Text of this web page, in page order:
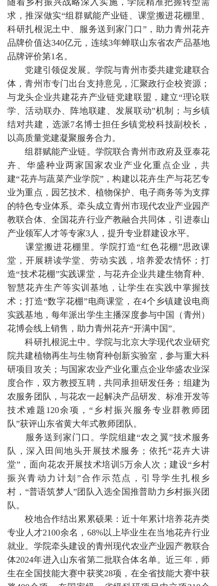
求，推深做实“组群赋能产业链、课堂搬进花棚里、
科研扎根泥土中、服务送到家门口”，助力青州花卉
品牌价值达340亿元，连续3年蝉联山东省农产品基地
品牌评价第1名。
党建引领促发展。学院与青州市委共建党建联合
体，青州市专门出台支持意见，汇聚政行企校资源；
与龙头企业共建花卉产业链党建联盟，建立“理论联
学、活动联办、阵地联建、发展联动”机制；与乡镇
结对共建，选派7名博士担任乡镇党校科技副校长，
以高质量党建凝聚服务合力。
组群赋能产业链。学院联合青州市政府及亚泰花
卉、华盛种业两家国家农业产业化重点企业，共
建“花卉与蔬菜产业学院”，构建以花卉生产与花艺专
业为重点，园艺技术、植物保护、电子商务等为支撑
的特色专业体系。牵头成立青州市现代农业产业园产
教联合体、全国花卉行业产教融合共同体，引进泰山
产业领军人才等专家3人，提升专业群建设水平。
课堂搬进花棚里。学院打造“红色花棚”思政课
堂，开展耕读学堂、劳动实践，培养爱农情怀；打
造“技术花棚”实践课堂，与花卉企业共建生物育种、
智慧花卉生产等实训基地，让学生在实践中掌握技
术；打造“数字花棚”电商课堂，在4个乡镇建设电商
实践基地，每年派出学生主播深度参与中国（青州）
花博会线上销售，助力青州花卉“开满中国”。
科研扎根泥土中。学院与北京大学现代农业研究
院共建植物再生与生物育种创新实验室，参与重大科
研项目攻关；与国家农业产业化重点企业华盛农业深
度合作，双方教授互聘，共同承担研发任务；组建为
农服务团队，与花农一起解决产品研发、标准开发等
技术难题120余项，“乡村振兴服务专业群教师团
队”获评山东省黄大年式教师团队。
服务送到家门口。学院组建“农之翼”技术服务
队，深入田间地头开展技术服务；依托“花卉大讲
堂”，面向花农开展技术培训5万余人次；建设“乡村
振兴青动力计划”合作示范点，引导学生扎根乡
村，“普语筑梦人”团队入选全国推普助力乡村振兴团
队。
校地合作结出累累硕果：近十年累计培养花卉类
专业人才2100余名，68%以上毕业生在当地花卉行业
就业。学院牵头建设的青州现代农业产业园产教联合
体2024年进入山东省第二批联合体名单。近三年，师
生在全国技能大赛中获奖28项，在全省技能大赛中获